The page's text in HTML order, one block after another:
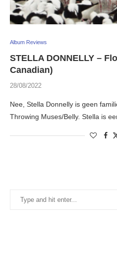
Album Reviews
STELLA DONNELLY –
Canadian)
28/08/2022
Nee, Stella Donnelly is geen
Throwing Muses/Belly. Stella is